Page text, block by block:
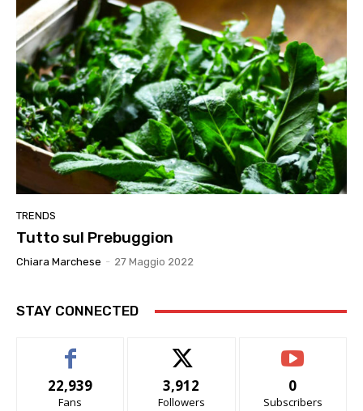
TRENDS
Tutto sul Prebuggion
Chiara Marchese - 27 Maggio 2022
STAY CONNECTED
22,939
Fans
3,912
Followers
0
Subscribers